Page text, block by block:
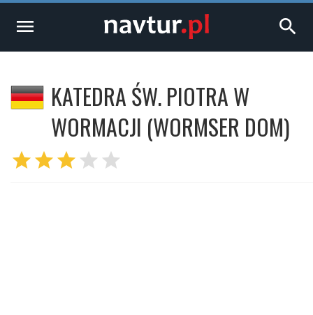
menu search
KATEDRA ŚW. PIOTRA W
WORMACJI (WORMSER DOM)
starstarstar star star